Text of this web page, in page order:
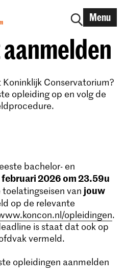
Menu
Conservatorium?
opleiding op en volg de
bachelor- en
2026 om 23.59u
toelatingseisen van jouw
op de relevante
opleidingen.
is staat dat ook op
vermeld.
opleidingen aanmelden